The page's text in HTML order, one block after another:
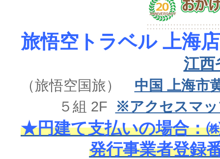
旅悟空トラベル 上海店
江西
（旅悟空国旅） 中国 上海市
５組 2F
※アクセスマ
★円建て支払いの場合：
発行事業者登録